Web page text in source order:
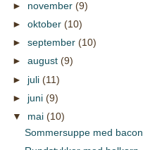
► november(9)
►oktober(10)
►september(10)
►august(9)
► juli(11)
► juni(9)
▼ mai(10)
Sommersuppe med bacon